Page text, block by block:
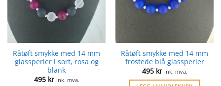
Råtøft smykke med 14 mm
glassperler i sort, rosa og
blank
495 kr ink. mva.
Råtøft smykke med 14 mm
frostede blå glassperler
495 kr ink. mva.